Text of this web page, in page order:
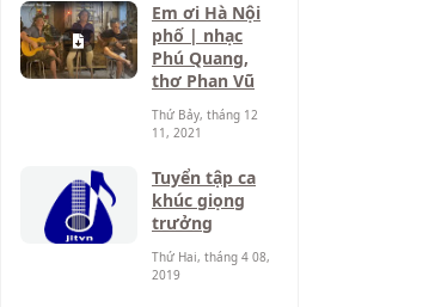
Em ơi Hà Nội
phố | nhạc
Phú Quang,
thơ Phan Vũ
Thứ Bảy, tháng 12
11, 2021
Tuyển tập ca
khúc giọng
trưởng
Thứ Hai, tháng 4 08,
2019